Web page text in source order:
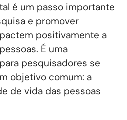
é um passo importante
e promover
positivamente a
É uma
pesquisadores se
objetivo comum: a
de vida das pessoas